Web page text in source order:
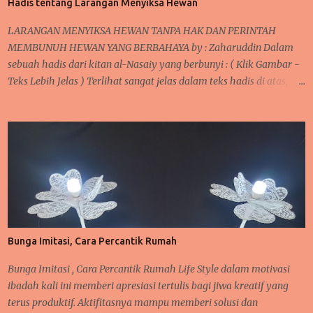
sebagian dari Qawa’id al-Lughah al-‘Arabiyyah , ilmu ini
mengajarkan agar memudahkan dalam pemakaian gaya bahasa,
jelas maknanya, dan mendekatkan pemahaman kita sebagai al-
Muta’allimin B . Rumusan Masalah ...
Hadis tentang Larangan Menyiksa Hewan
LARANGAN MENYIKSA HEWAN TANPA HAK DAN PERINTAH
MEMBUNUH HEWAN YANG BERBAHAYA by : Zaharuddin Dalam
sebuah hadis dari kitan al-Nasaiy yang berbunyi : ( Klik Gambar -
Teks Lebih Jelas ) Terlihat sangat jelas dalam teks hadis di atas,
jawabannya, sebagaimana dalam kitan faidh al-Qadir mengenai
hadis ini bahwa kata itu dipahami sebagai sebuah hukuman,
siksaan di hari kemudian. Manusia hidup di muka bumi tidak
seorang diri melainkan bersama makhluk ciptaan Allah lainnya
seperti tumbuh-tumbuhan dan hewan. Semua mempunyai peran
dalam kehidupannya masing-masing. Olehnya itu, semua
makhluk dituntut untuk hidup damai dan saling memberi
manfaat. Manusia dan hewan bisa mempunyai hubungan erat
lay...
Bunga Imitasi, Cara Percantik Rumah
Bunga Imitasi , Cara Percantik Rumah Life Style dalam motivasi
ibadah kali ini memberi apresiasi tertulis bagi jiwa kreatif yang
terus produktif. Aktifitasnya mampu memberi solusi dan